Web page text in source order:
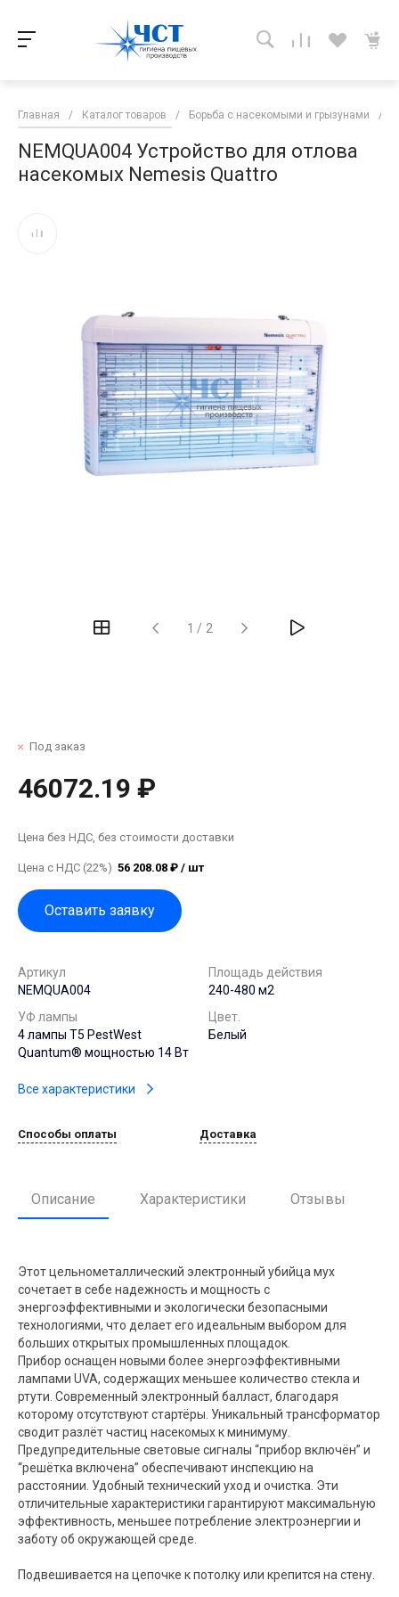
Главная / Каталог товаров / Борьба с насекомыми и грызунами /
NEMQUA004 Устройство для отлова
насекомых Nemesis Quattro
1 / 2
Под заказ
46072.19 ₽
Цена без НДС, без стоимости доставки
Цена с НДС (22%) 56 208.08 ₽ / шт
Оставить заявку
Артикул
NEMQUA004
Площадь действия
240-480 м2
УФ лампы
4 лампы T5 PestWest
Quantum® мощностью 14 Вт
Цвет.
Белый
Все характеристики
Способы оплаты Доставка
Описание Характеристики Отзывы
Этот цельнометаллический электронный убийца мух
сочетает в себе надежность и мощность с
энергоэффективными и экологически безопасными
технологиями, что делает его идеальным выбором для
больших открытых промышленных площадок.
Прибор оснащен новыми более энергоэффективными
лампами UVA, содержащих меньшее количество стекла и
ртути. Современный электронный балласт, благодаря
которому отсутствуют стартёры. Уникальный трансформатор
сводит разлёт частиц насекомых к минимуму.
Предупредительные световые сигналы “прибор включён” и
“решётка включена” обеспечивают инспекцию на
расстоянии. Удобный технический уход и очистка. Эти
отличительные характеристики гарантируют максимальную
эффективность, меньшее потребление электроэнергии и
заботу об окружающей среде.
Подвешивается на цепочке к потолку или крепится на стену.